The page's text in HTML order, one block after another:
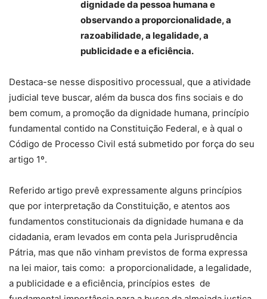
dignidade da pessoa humana e
observando a proporcionalidade, a
razoabilidade, a legalidade, a
publicidade e a eficiência.
Destaca-se nesse dispositivo processual, que a atividade
judicial teve buscar, além da busca dos fins sociais e do
bem comum, a promoção da dignidade humana, princípio
fundamental contido na Constituição Federal, e à qual o
Código de Processo Civil está submetido por força do seu
artigo 1º.
Referido artigo prevê expressamente alguns princípios
que por interpretação da Constituição, e atentos aos
fundamentos constitucionais da dignidade humana e da
cidadania, eram levados em conta pela Jurisprudência
Pátria, mas que não vinham previstos de forma expressa
na lei maior, tais como: a proporcionalidade, a legalidade,
a publicidade e a eficiência, princípios estes de